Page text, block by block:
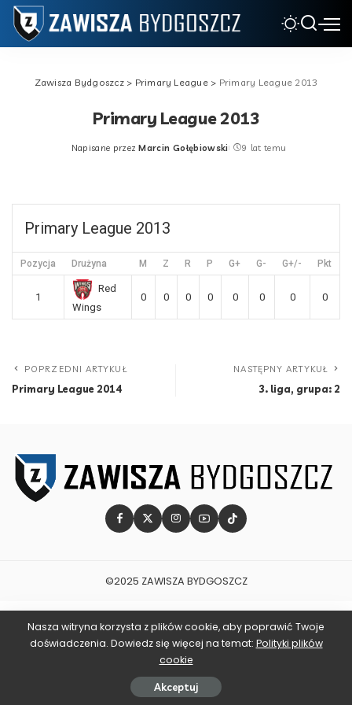
Zawisza Bydgoszcz> Primary League> Primary League 2013
Primary League 2013
Posted
Napisane przez Marcin Gołębiowski 9 lat temu
Primary League 2013
Pozycja Drużyna M Z R P G+ G- G+/- Pkt
1
Red
Wings
0 0 0 0 0 0 0 0
POPRZEDNI ARTYKUŁ
Primary League 2014
NASTĘPNY ARTYKUŁ
3. liga, grupa: 2
©2025 ZAWISZA BYDGOSZCZ
Nasza witryna korzysta z plików cookie, aby poprawić Twoje
doświadczenia. Dowiedz się więcej na temat: Polityki plików
cookie
Akceptuj